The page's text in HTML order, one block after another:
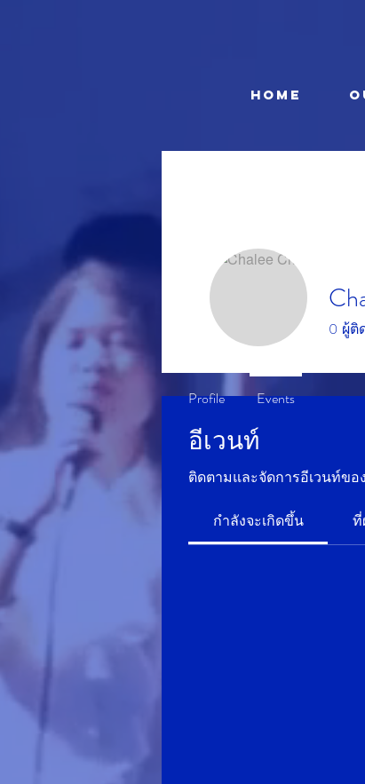
HOME
อีเวนท์
ติดตามและจัดการอีเวนท์ข
กำลังจะเกิดขึ้น ที่
0 ผู้ติ
Profile Events